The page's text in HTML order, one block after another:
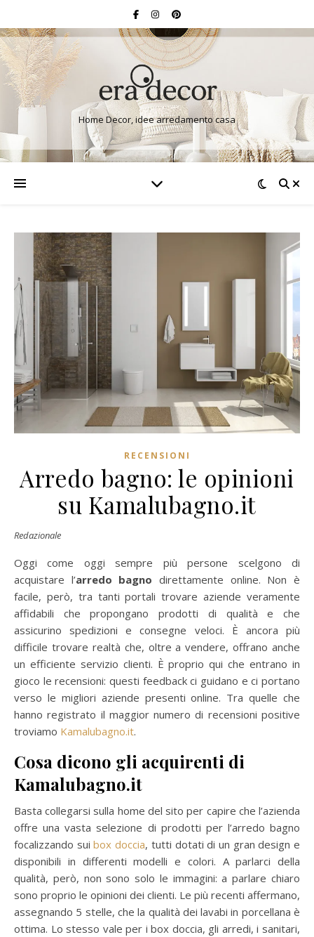
Home Decor, idee arredamento casa
RECENSIONI
Arredo bagno: le opinioni
su Kamalubagno.it
Redazionale
Oggi come oggi sempre più persone scelgono di
acquistare l’arredo bagnodirettamente online. Non è
facile, però, tra tanti portali trovare aziende veramente
affidabili che propongano prodotti di qualità e che
assicurino spedizioni e consegne veloci. È ancora più
difficile trovare realtà che, oltre a vendere, offrano anche
un efficiente servizio clienti. È proprio qui che entrano in
gioco le recensioni: questi feedback ci guidano e ci portano
verso le migliori aziende presenti online. Tra quelle che
hanno registrato il maggior numero di recensioni positive
troviamo Kamalubagno.it.
Cosa dicono gli acquirenti di
Kamalubagno.it
Basta collegarsi sulla home del sito per capire che l’azienda
offre una vasta selezione di prodotti per l’arredo bagno
focalizzando suibox doccia, tutti dotati di un gran design e
disponibili in differenti modelli e colori. A parlarci della
qualità, però, non sono solo le immagini: a parlare chiaro
sono proprio le opinioni dei clienti. Le più recenti affermano,
assegnando 5 stelle, che la qualità dei lavabi in porcellana è
ottima. Lo stesso vale per i box doccia, gli arredi, i sanitari,